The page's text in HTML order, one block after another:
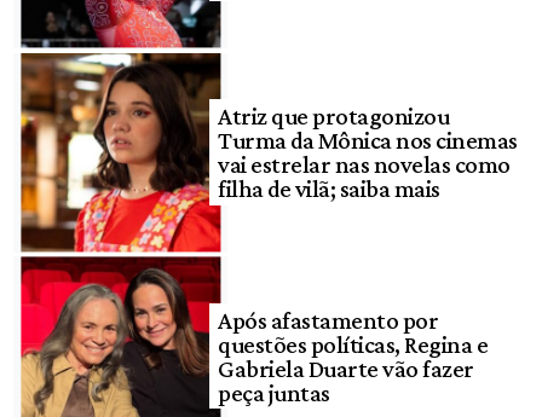
Atriz que protagonizou
Turma da Mônica nos cinemas
vai estrelar nas novelas como
filha de vilã; saiba mais
Após afastamento por
questões políticas, Regina e
Gabriela Duarte vão fazer
peça juntas